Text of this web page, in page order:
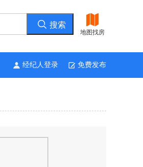
地图找房
经纪人登录 免费发布